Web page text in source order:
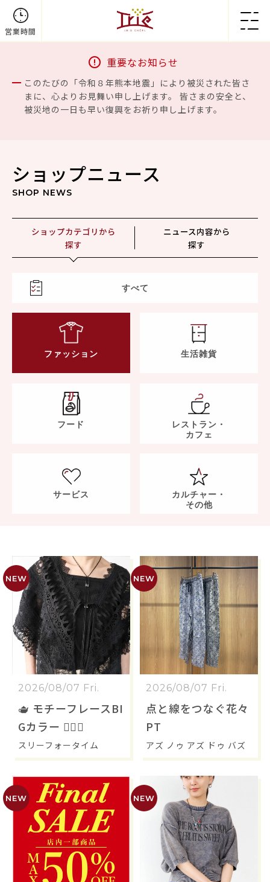
営業時間
重要なお知らせ
このたびの「令和８年熊本地震」により被災された皆さ
まに、心よりお見舞い申し上げます。 皆さまの安全と、
被災地の一日も早い復興をお祈り申し上げます。
ショップニュース
SHOP NEWS
ショップカテゴリから
探す
ニュース内容から
探す
すべて
ファッション 生活雑貨
フード
レストラン・
カフェ
サービス
カルチャー・
その他
2026/08/07 Fri.
🫖 モチーフレースBI
Gカラー 🐕‍🦺🐩
スリーフォータイム
2026/08/07 Fri.
点と線をつなぐ花々
PT
アズ ノゥ アズ ドゥ バズ